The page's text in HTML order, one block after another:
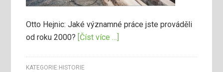
Otto Hejnic: Jaké významné práce jste prováděli
od roku 2000? [Číst více …]
KATEGORIE: HISTORIE